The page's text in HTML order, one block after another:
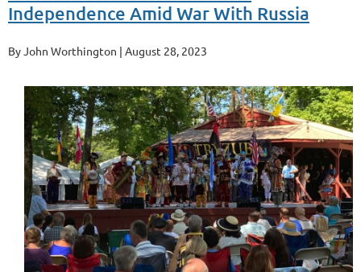
Independence Amid War With Russia
By John Worthington | August 28, 2023